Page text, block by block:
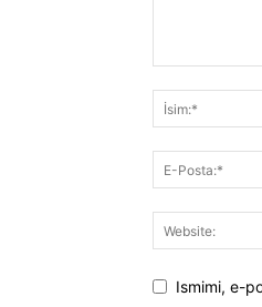
Ismimi, e-